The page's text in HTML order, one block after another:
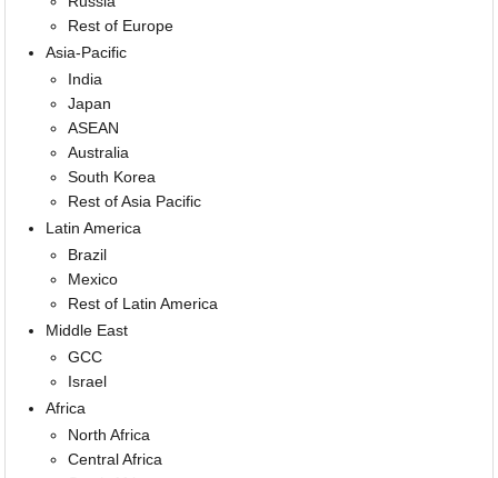
Rest of Europe
Asia-Pacific
India
Japan
ASEAN
Australia
South Korea
Rest of Asia Pacific
Latin America
Brazil
Mexico
Rest of Latin America
Middle East
GCC
Israel
Africa
North Africa
Central Africa